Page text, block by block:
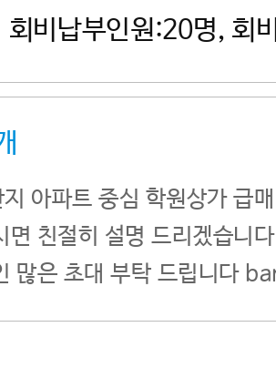
회비납부인원:20명, 회
아파트 중심 학원상가 급
면 친절히 설명 드리겠습니
많은 초대 부탁 드립니